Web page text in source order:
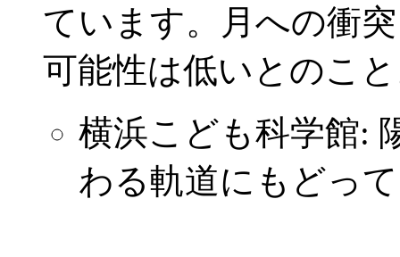
ています。月への衝
可能性は低いとのこ
横浜こども科学館:
わる軌道にもどっ